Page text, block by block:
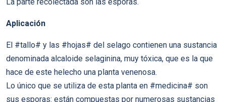
Aplicación
El #tallo# y las #hojas# del selago contienen una sustancia
denominada alcaloide selaginina, muy tóxica, que es la que
hace de este helecho una planta venenosa.
Lo único que se utiliza de esta planta en #medicina# son
sus esporas: están compuestas por numerosas sustancias